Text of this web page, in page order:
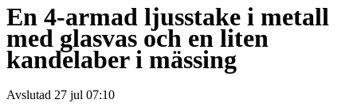
En 4-armad ljusstake i metall
med glasvas och en liten
kandelaber i mässing
Avslutad 27 jul 07:10